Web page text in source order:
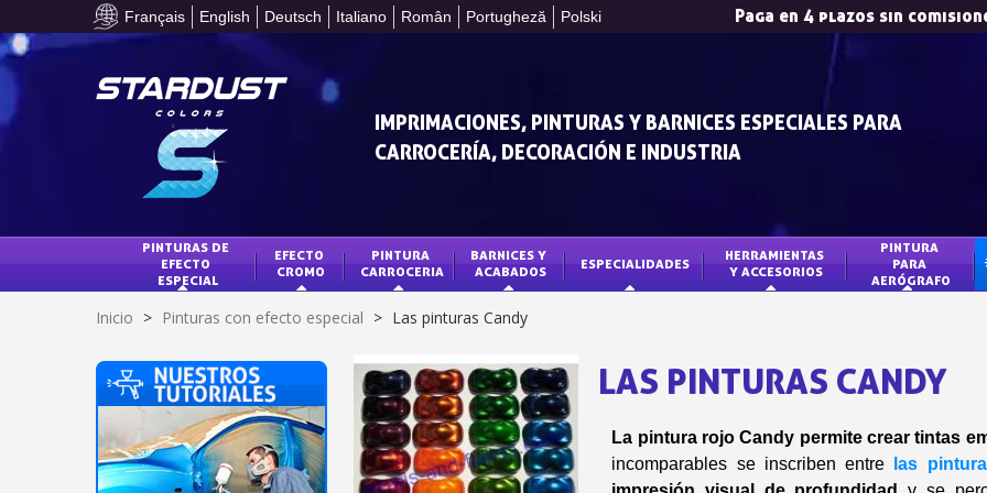
Français English Deutsch Italiano Român Portugheză Polski Paga en 4 plazos sin
Suscríbete al
Obtenga su presupuesto
Comparte tus
Gana puntos de
IMPRIMACIONES, PINTURAS Y BARNICES ESPECIALES PARA
CARROCERÍA, DECORACIÓN E INDUSTRIA
PINTURAS DE
EFECTO
ESPECIAL
EFECTO
CROMO
PINTURA
CARROCERIA
BARNICES Y
ACABADOS
ESPECIALIDADES
HERRAMIENTAS
Y ACCESORIOS
PINTURA
PARA
AERÓGRAFO
Inicio > Pinturas con efecto especial > Las pinturas Candy
LAS PINTURAS CANDY
La pintura rojo Candy permite crear tintas
incomparables se inscriben entre
las